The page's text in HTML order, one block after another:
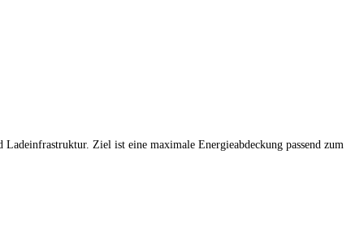
Ziel ist eine maximale Energieabdeckung passend zum